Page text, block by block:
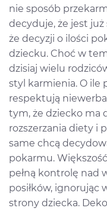
nie sposób
decyduje, że jest
że decyzji o ilości
dziecku. Choć w
dzisiaj wielu
styl karmienia. O ile
respektują
tym, że dziecko ma
rozszerzania diety i
same chcą
pokarmu.
pełną kontrolę nad
posiłków, ignorując
strony dziecka.